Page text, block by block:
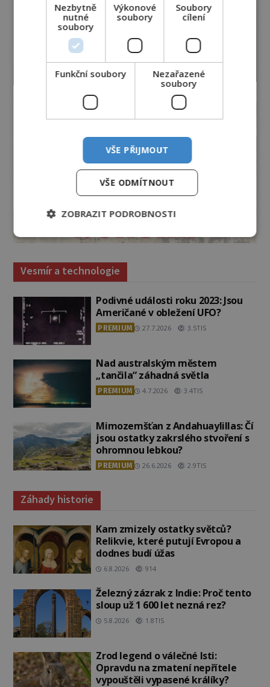
Vesmír a technologie
Podivné události roku 2023: Jsou
Američané v obležení UFO?
PREMIUM 27.7.2026 3.5TIS
Nad australským městem
„tančila“ záhadná světla
PREMIUM 4.7.2026 3.4TIS
Mimozemšťan z Andahuaylillas: Čí
jsou ostatky zakrslého stvoření s
ohromnou lebkou?
PREMIUM 26.6.2026 2.9TIS
Záhady historie
Kam zmizely ostatky světců?
Relikvie, které putují Evropou a
dodnes budí úžas
6.8.2026 914
Železný zázrak z Indie: Proč tento
sloup už 1 600 let nezná rez?
5.8.2026 1.8TIS
Zrod legend o válečné lsti:
Opravdu na zmatení nepřítele
vypouštěli vypasené králíky?
Nezbytně
nutné
soubory
Výkonové
soubory
Soubory
cílení
Funkční soubory
Nezařazené
soubory
VŠE PŘIJMOUT
VŠE ODMÍTNOUT
ZOBRAZIT PODROBNOSTI